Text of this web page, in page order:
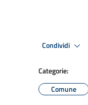
Condividi
Categorie:
Comune